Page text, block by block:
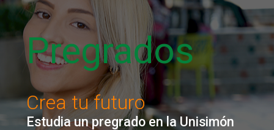
Pregrados
Crea tu futuro
Estudia un pregrado en la Unisimón